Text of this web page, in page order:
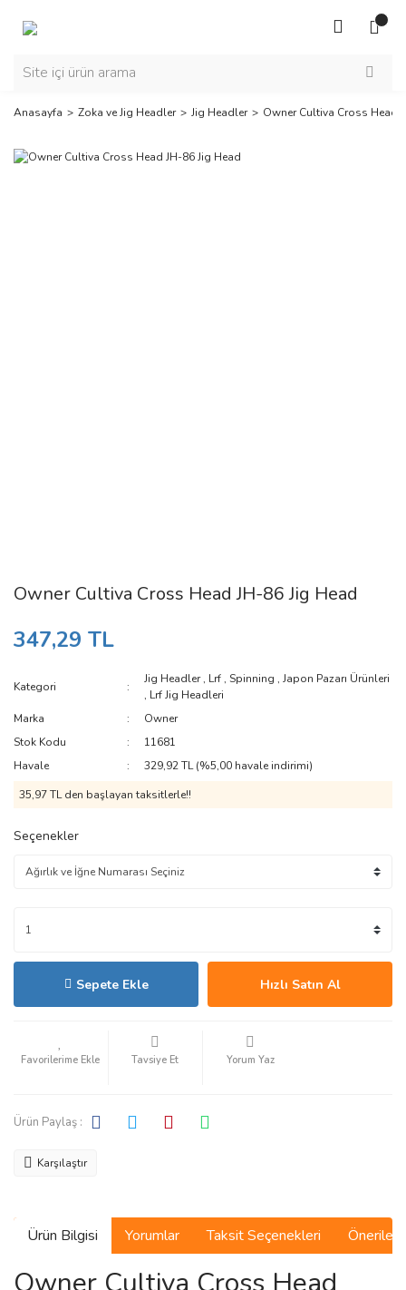
Anasayfa Zoka ve Jig Headler Jig Headler Owner Cultiva Cross Head
Owner Cultiva Cross Head JH-86 Jig Head
347,29 TL
Kategori
Jig Headler, Lrf ,Spinning ,Japon Pazarı Ürünleri
, Lrf Jig Headleri
Marka
Owner
Stok Kodu
11681
Havale
329,92 TL (%5,00 havale indirimi)
35,97 TL den başlayan taksitlerle!!
Seçenekler
Sepete Ekle Hızlı Satın Al
Tavsiye Et Yorum Yaz
Ürün Paylaş :
Karşılaştır
Ürün Bilgisi Yorumlar Taksit Seçenekleri